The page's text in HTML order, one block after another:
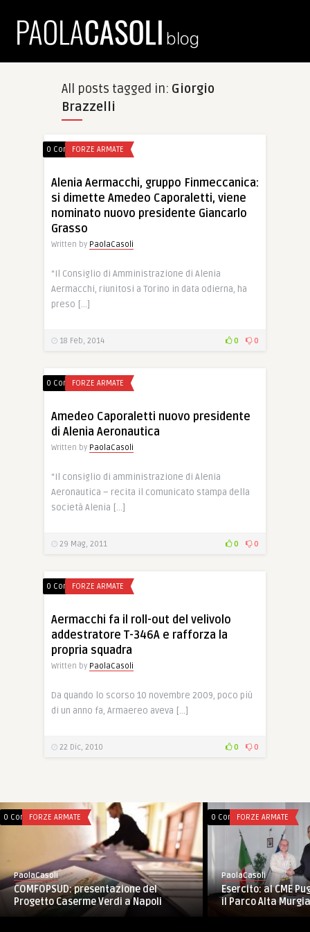
All posts tagged in: Giorgio
Brazzelli
0 CommentsFORZE ARMATE
Alenia Aermacchi, gruppo Finmeccanica:
si dimette Amedeo Caporaletti, viene
nominato nuovo presidente Giancarlo
Grasso
Written by PaolaCasoli
“Il Consiglio di Amministrazione di Alenia
Aermacchi, riunitosi a Torino in data odierna, ha
preso […]
18 Feb, 2014 0 0
0 CommentsFORZE ARMATE
Amedeo Caporaletti nuovo presidente
di Alenia Aeronautica
Written by PaolaCasoli
“Il consiglio di amministrazione di Alenia
Aeronautica – recita il comunicato stampa della
società Alenia […]
29 Mag, 2011 0 0
0 CommentsFORZE ARMATE
Aermacchi fa il roll-out del velivolo
addestratore T-346A e rafforza la
propria squadra
Written by PaolaCasoli
Da quando lo scorso 10 novembre 2009, poco più
di un anno fa, Armaereo aveva […]
22 Dic, 2010 0 0
0 CommentsFORZE ARMATE
PaolaCasoli
COMFOPSUD: presentazione del
Progetto Caserme Verdi a Napoli
0 CommentsFORZE ARMATE
PaolaCasoli
Esercito: al CME
il Parco Alta